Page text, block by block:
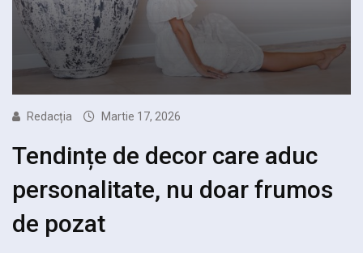
Redacția Martie 17, 2026
Tendințe de decor care aduc
personalitate, nu doar frumos
de pozat